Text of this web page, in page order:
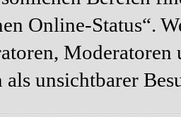
Online-Status“.
Moderatoren
unsichtbarer